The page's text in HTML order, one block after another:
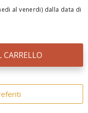
al venerdi) dalla data di